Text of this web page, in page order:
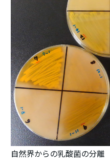
自然界からの乳酸菌の分離